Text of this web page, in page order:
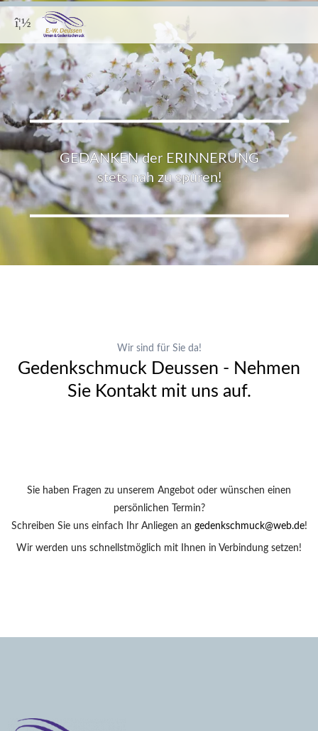
Menü
GEDANKEN der ERINNERUNG
stets nah zu spüren!
Wir sind für Sie da!
Gedenkschmuck Deussen - Nehmen
Sie Kontakt mit uns auf.
Sie haben Fragen zu unserem Angebot oder wünschen einen
persönlichen Termin?
Schreiben Sie uns einfach Ihr Anliegen an gedenkschmuck@web.de!
Wir werden uns schnellstmöglich mit Ihnen in Verbindung setzen!